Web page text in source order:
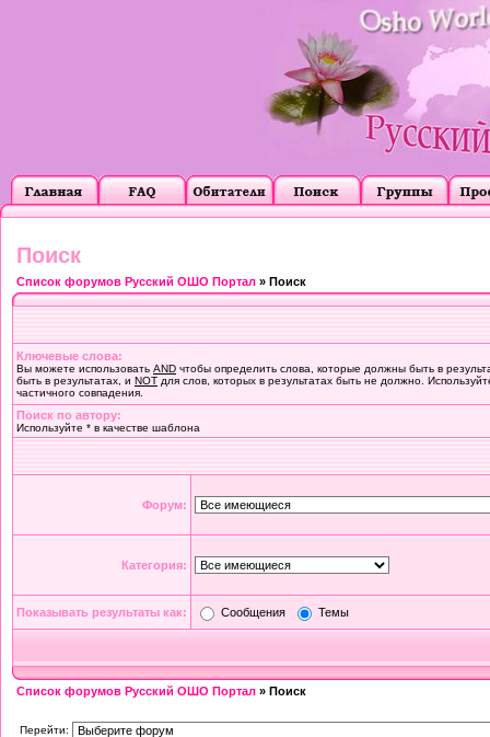
Поиск
Список форумов Русский ОШО Портал » Поиск
Ключевые слова:
Вы можете использовать AND чтобы определить слова, которые должны быть в
быть в результатах, и NOT для слов, которых в результатах быть не должно.
частичного совпадения.
Поиск по автору:
Используйте * в качестве шаблона
Форум:
Категория:
Показывать результаты как: Сообщения Темы
Список форумов Русский ОШО Портал » Поиск
Перейти: